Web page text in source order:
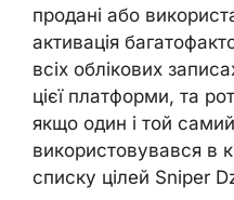
продані або
активація
всіх облікових
цієї платформи, та
якщо один і той
використовувався в
списку цілей Sniper